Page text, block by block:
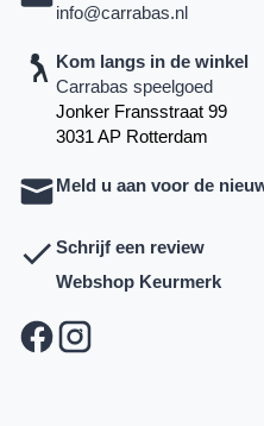
info@carrabas.nl
Kom langs in de winkel
Carrabas speelgoed
Jonker Fransstraat 99
3031 AP Rotterdam
Meld u aan voor de
Schrijf een review
Webshop Keurmerk